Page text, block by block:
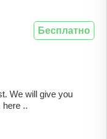
We will give you
here ..
Бесплатно